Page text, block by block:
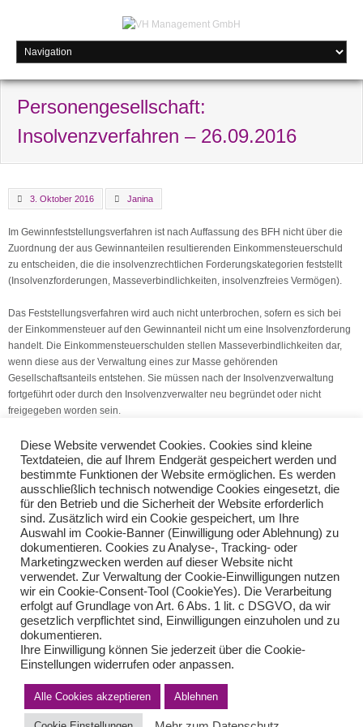
Personengesellschaft:
Insolvenzverfahren – 26.09.2016
3. Oktober 2016 Janina
Im Gewinnfeststellungsverfahren ist nach Auffassung des BFH nicht über die
Zuordnung der aus Gewinnanteilen resultierenden Einkommensteuerschuld
zu entscheiden, die die insolvenzrechtlichen Forderungskategorien feststellt
(Insolvenzforderungen, Masseverbindlichkeiten, insolvenzfreies Vermögen).
Das Feststellungsverfahren wird auch nicht unterbrochen, sofern es sich bei
der Einkommensteuer auf den Gewinnanteil nicht um eine Insolvenzforderung
handelt. Die Einkommensteuerschulden stellen Masseverbindlichkeiten dar,
wenn diese aus der Verwaltung eines zur Masse gehörenden
Gesellschaftsanteils entstehen. Sie müssen nach der Insolvenzverwaltung
fortgeführt oder durch den Insolvenzverwalter neu begründet oder nicht
freigegeben worden sein.
( © Text: V.S.H. Dienstleistungs GmbH )
Minijobs im Alter – 26.09.2016
Kleinunternehmergrenze überschritten – 04.10.2016
Teilen Sie diese Nachricht mit Ihren Freunden oder Kollegen
Impressum Haftungsausschluss
Datenschutzerklärung nach DSGVO
Kontakt
Diese Website verwendet Cookies. Cookies sind kleine
Textdateien, die auf Ihrem Endgerät gespeichert werden und
bestimmte Funktionen der Website ermöglichen. Es werden
ausschließlich technisch notwendige Cookies eingesetzt, die
für den Betrieb und die Sicherheit der Website erforderlich
sind. Zusätzlich wird ein Cookie gespeichert, um Ihre
Auswahl im Cookie-Banner (Einwilligung oder Ablehnung) zu
dokumentieren. Cookies zu Analyse-, Tracking- oder
Marketingzwecken werden auf dieser Website nicht
verwendet. Zur Verwaltung der Cookie-Einwilligungen nutzen
wir ein Cookie-Consent-Tool (CookieYes). Die Verarbeitung
erfolgt auf Grundlage von Art. 6 Abs. 1 lit. c DSGVO, da wir
gesetzlich verpflichtet sind, Einwilligungen einzuholen und zu
dokumentieren.
Ihre Einwilligung können Sie jederzeit über die Cookie-
Einstellungen widerrufen oder anpassen.
Alle Cookies akzeptieren Ablehnen